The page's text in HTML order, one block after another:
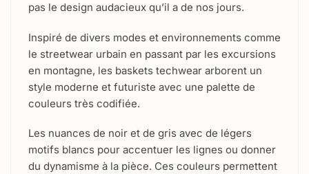
pas le design audacieux qu’il a de nos jours.
Inspiré de divers modes et environnements comme
le streetwear urbain en passant par les excursions
en montagne, les baskets techwear arborent un
style moderne et futuriste avec une palette de
couleurs très codifiée.
Les nuances de noir et de gris avec de légers
motifs blancs pour accentuer les lignes ou donner
du dynamisme à la pièce. Ces couleurs permettent